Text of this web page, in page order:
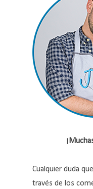
Cualquier duda
través de los